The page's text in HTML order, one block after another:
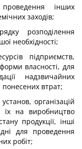
інших
заходів;
розподілення
необхідності;
підприємств,
власності, для
надзвичайних
понесених втрат;
організацій
їх на виробництво
продукції, інші
для проведення
робіт;